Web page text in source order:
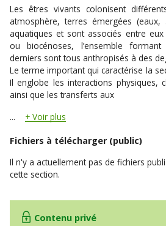
Les êtres vivants colonisent
atmosphère, terres émergées
aquatiques et sont associés entre
ou biocénoses, l’ensemble
derniers sont tous anthropisés à des
Le terme important qui caractérise la
Il englobe les interactions physiques,
ainsi que les transferts aux
...
Voir plus
Fichiers à télécharger (public)
Il n'y a actuellement pas de fichiers
cette section.
Contenu privé